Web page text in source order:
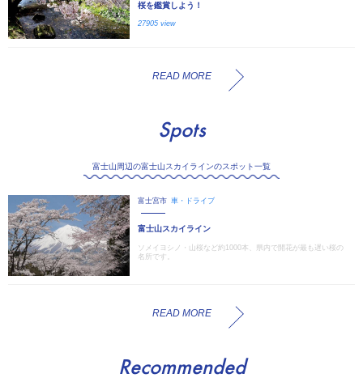
桜を鑑賞しよう！
27905 view
READ MORE
Spots
富士山周辺の富士山スカイラインのスポット一覧
富士宮市 車・ドライブ
富士山スカイライン
ソメイヨシノ・山桜など約1000本、県内で開花が最も遅い桜の
名所です。
READ MORE
Recommended